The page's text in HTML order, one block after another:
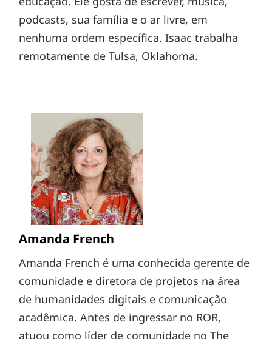
podcasts, sua família e o ar livre, em
nenhuma ordem específica. Isaac trabalha
remotamente de Tulsa, Oklahoma.
Amanda French
Amanda French é uma conhecida gerente de
comunidade e diretora de projetos na área
de humanidades digitais e comunicação
acadêmica. Antes de ingressar no ROR,
atuou como líder de comunidade no The